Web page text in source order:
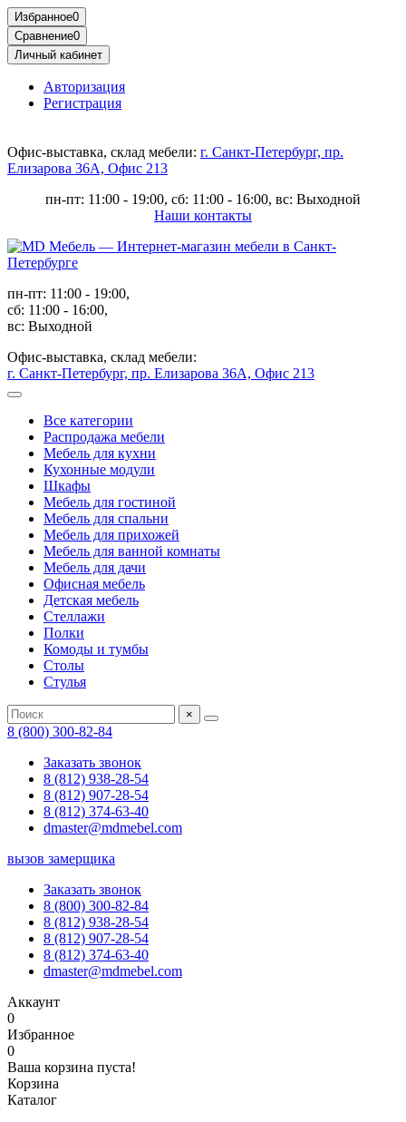
Избранное0
Сравнение0
Личный кабинет
Авторизация
Регистрация
Офис-выставка, склад мебели: г. Санкт-Петербург, пр.
Елизарова 36А, Офис 213
пн-пт: 11:00 - 19:00, сб: 11:00 - 16:00, вс: Выходной
Наши контакты
пн-пт: 11:00 - 19:00,
сб: 11:00 - 16:00,
вс: Выходной
Офис-выставка, склад мебели:
г. Санкт-Петербург, пр. Елизарова 36А, Офис 213
Все категории
Распродажа мебели
Мебель для кухни
Кухонные модули
Шкафы
Мебель для гостиной
Мебель для спальни
Мебель для прихожей
Мебель для ванной комнаты
Мебель для дачи
Офисная мебель
Детская мебель
Стеллажи
Полки
Комоды и тумбы
Столы
Стулья
×
8 (800) 300-82-84
Заказать звонок
8 (812) 938-28-54
8 (812) 907-28-54
8 (812) 374-63-40
dmaster@mdmebel.com
вызов замерщика
Заказать звонок
8 (800) 300-82-84
8 (812) 938-28-54
8 (812) 907-28-54
8 (812) 374-63-40
dmaster@mdmebel.com
Аккаунт
0
Избранное
0
Ваша корзина пуста!
Корзина
Каталог